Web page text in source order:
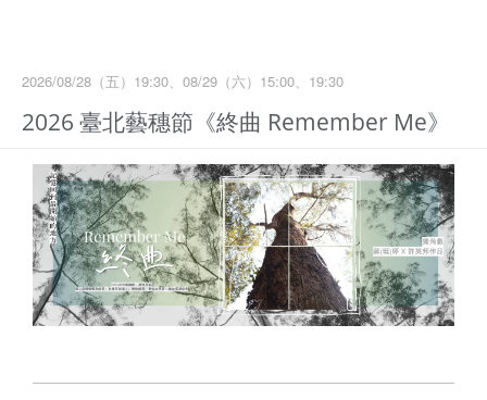
2026/08/28（五）19:30、08/29（六）15:00、19:30
2026 臺北藝穗節《終曲 Remember Me》